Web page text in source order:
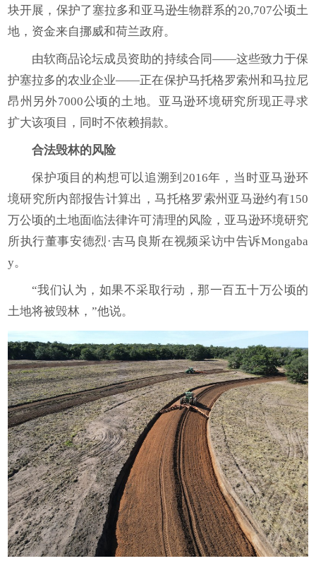
块开展，保护了塞拉多和亚马逊生物群系的20,707公顷土
地，资金来自挪威和荷兰政府。
由软商品论坛成员资助的持续合同——这些致力于保
护塞拉多的农业企业——正在保护马托格罗索州和马拉尼
昂州另外7000公顷的土地。亚马逊环境研究所现正寻求
扩大该项目，同时不依赖捐款。
合法毁林的风险
保护项目的构想可以追溯到2016年，当时亚马逊环
境研究所内部报告计算出，马托格罗索州亚马逊约有150
万公顷的土地面临法律许可清理的风险，亚马逊环境研究
所执行董事安德烈·吉马良斯在视频采访中告诉Mongaba
y。
“我们认为，如果不采取行动，那一百五十万公顷的
土地将被毁林，”他说。